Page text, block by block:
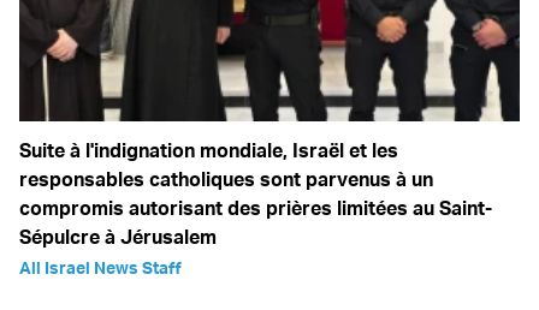
Suite à l'indignation mondiale, Israël et les
responsables catholiques sont parvenus à un
compromis autorisant des prières limitées au Saint-
Sépulcre à Jérusalem
All Israel News Staff